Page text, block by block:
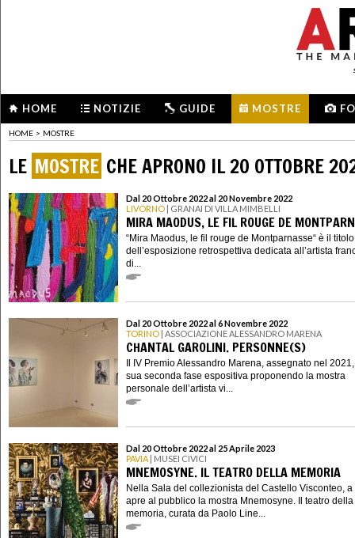
HOME NOTIZIE GUIDE MOSTRE
HOME > MOSTRE
LE MOSTRE CHE APRONO IL 20 OTTOBRE
Dal 20 Ottobre 2022 al 20 Novembre 2022
LIVORNO | GRANAI DI VILLA MIMBELLI
MIRA MAODUS, LE FIL ROUGE DE
“Mira Maodus, le fil rouge de Montparnasse“ è il titolo
dell’esposizione retrospettiva dedicata all’artista
di...
Dal 20 Ottobre 2022 al 6 Novembre 2022
TORINO | ASSOCIAZIONE ALESSANDRO MARENA
CHANTAL GAROLINI. PERSONNE(S)
Il IV Premio Alessandro Marena, assegnato nel
sua seconda fase espositiva proponendo la mostra
personale dell’artista vi...
Dal 20 Ottobre 2022 al 25 Aprile 2023
PAVIA | MUSEI CIVICI
MNEMOSYNE. IL TEATRO DELLA MEMORIA
Nella Sala del collezionista del Castello Visconteo, a
apre al pubblico la mostra Mnemosyne. Il teatro della
memoria, curata da Paolo Line...